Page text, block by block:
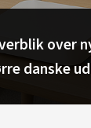
over
danske